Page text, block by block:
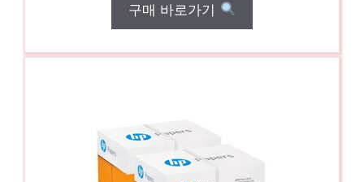
구매 바로가기